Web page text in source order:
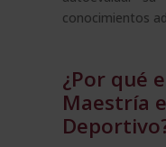
conocimientos
¿Por qué
Maestría